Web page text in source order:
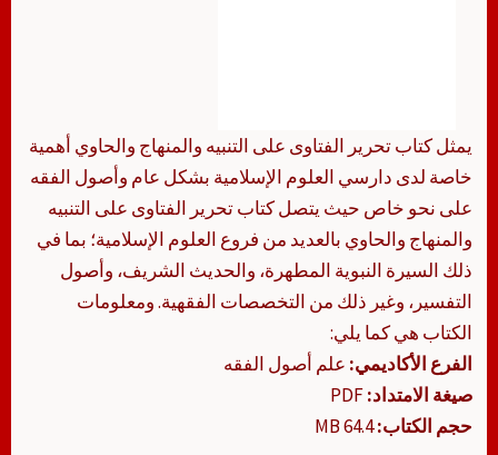
يمثل كتاب تحرير الفتاوى على التنبيه والمنهاج والحاوي أهمية
خاصة لدى دارسي العلوم الإسلامية بشكل عام وأصول الفقه
على نحو خاص حيث يتصل كتاب تحرير الفتاوى على التنبيه
والمنهاج والحاوي بالعديد من فروع العلوم الإسلامية؛ بما في
ذلك السيرة النبوية المطهرة، والحديث الشريف، وأصول
التفسير، وغير ذلك من التخصصات الفقهية. ومعلومات
الكتاب هي كما يلي:
الفرع الأكاديمي: علم أصول الفقه
صيغة الامتداد:
حجم الكتاب:64.4 MB